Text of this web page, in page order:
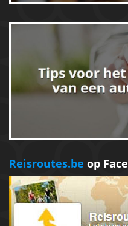
Reisroutes.be op